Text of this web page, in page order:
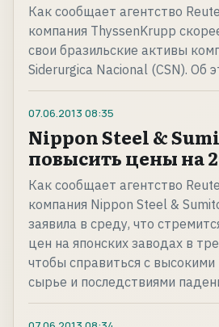
Как сообщает агентство
компания ThyssenKrupp
свои бразильские активы
Siderurgica Nacional (CSN). Об
07.06.2013 08:35
Nippon Steel &
повысить цены на
Как сообщает агентство
компания Nippon Steel &
заявила в среду, что
цен на японских заводах в
чтобы справиться с
сырье и последствиями